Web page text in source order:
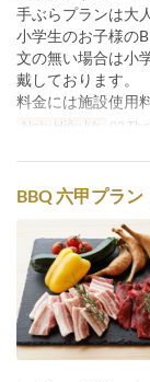
手ぶらプランは大
小学生のお子様の
文の無い場合は小
戴しております。
料金には施設使用
Ngày Hiệu lực 02 Thg
BBQ 六甲プラン